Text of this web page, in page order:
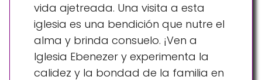
vida ajetreada. Una visita a esta
iglesia es una bendición que nutre el
alma y brinda consuelo. ¡Ven a
Iglesia Ebenezer y experimenta la
calidez y la bondad de la familia en